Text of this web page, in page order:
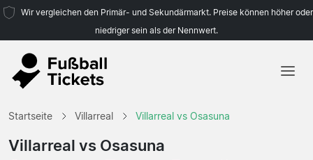
Wir vergleichen den Primär- und Sekundärmarkt. Preise können höher oder
niedriger sein als der Nennwert.
Startseite Villarreal Villarreal vs Osasuna
Villarreal vs Osasuna